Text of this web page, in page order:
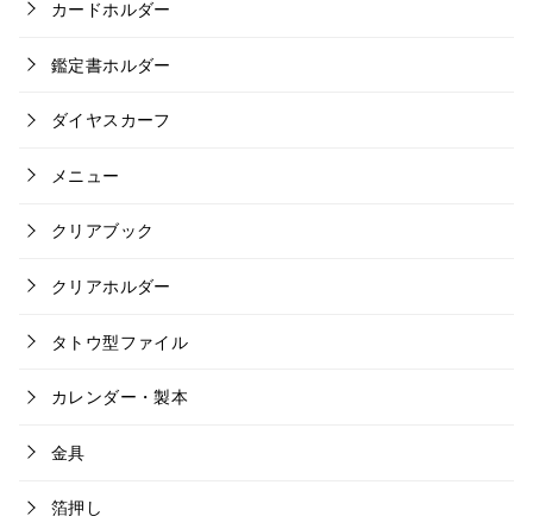
カードホルダー
鑑定書ホルダー
ダイヤスカーフ
メニュー
クリアブック
クリアホルダー
タトウ型ファイル
カレンダー・製本
金具
箔押し